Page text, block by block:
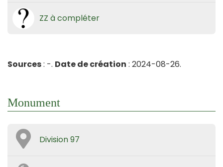
ZZ à compléter
Sources: -. Date de création : 2024-08-26.
Monument
Division 97